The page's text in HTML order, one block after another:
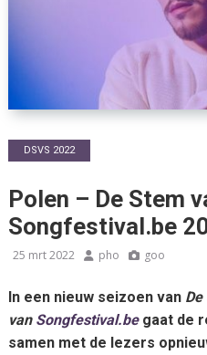
DSVS 2022
Polen – De Stem
Songfestival.be
25 mrt 2022 pho goo
In een nieuw seizoen van De
van Songfestival.be gaat de
samen met de lezers